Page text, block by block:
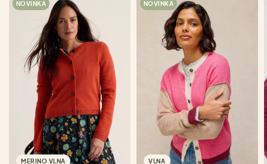
NOVINKA
MERINO VLNA
NOVINKA
VLNA